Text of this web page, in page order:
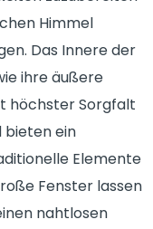
Himmel
Das Innere der
ihre äußere
höchster Sorgfalt
bieten ein
Elemente
Fenster lassen
nahtlosen